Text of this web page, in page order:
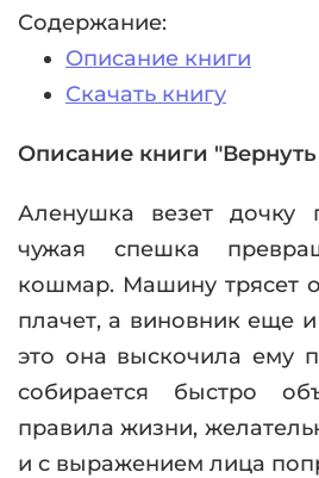
Содержание:
Описание книги
Скачать книгу
Описание книги
Аленушка везет дочку
чужая спешка
кошмар. Машину трясет
плачет, а виновник еще
это она выскочила ему
собирается быстро
правила жизни,
и с выражением лица